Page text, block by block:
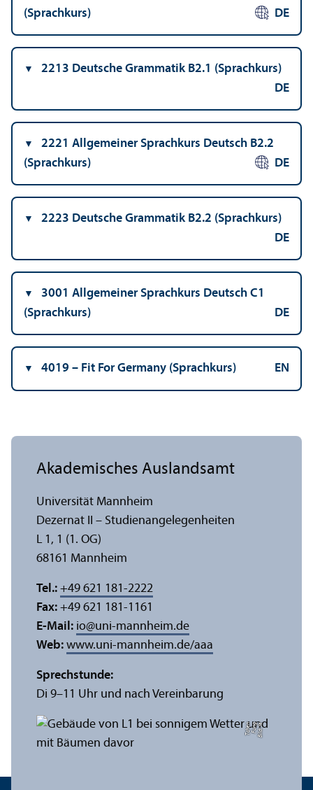
(Sprach­kurs)
DE
2213 Deutsche Grammatik B2.1 (Sprach­kurs)
DE
2221 Allgemeiner Sprach­kurs Deutsch B2.2
(Sprach­kurs)
DE
2223 Deutsche Grammatik B2.2 (Sprach­kurs)
DE
3001 Allgemeiner Sprach­kurs Deutsch C1
(Sprach­kurs)
DE
4019 – Fit For Germany (Sprach­kurs) EN
Bil
d:
Y
e
F
u
n
g
T
c
h
e
n
Akademisches Auslands­amt
Universität Mannheim
Dezernat II – Studien­angelegenheiten
L 1, 1 (1. OG)
68161 Mannheim
Tel.: +49 621 181-2222
Fax: +49 621 181-1161
E-Mail: io@uni-mannheim.de
Web: www.uni-mannheim.de/aaa
Sprechstunde:
Di 9–11 Uhr und nach Vereinbarung